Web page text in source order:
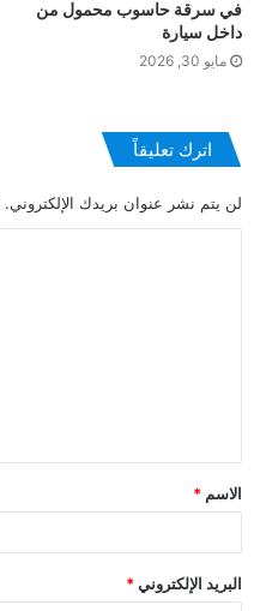
في سرقة حاسوب محمول من
داخل سيارة
مايو 30, 2026
اترك تعليقاً
لن يتم نشر عنوان بريدك الإلكتروني.
الاسم *
البريد الإلكتروني *